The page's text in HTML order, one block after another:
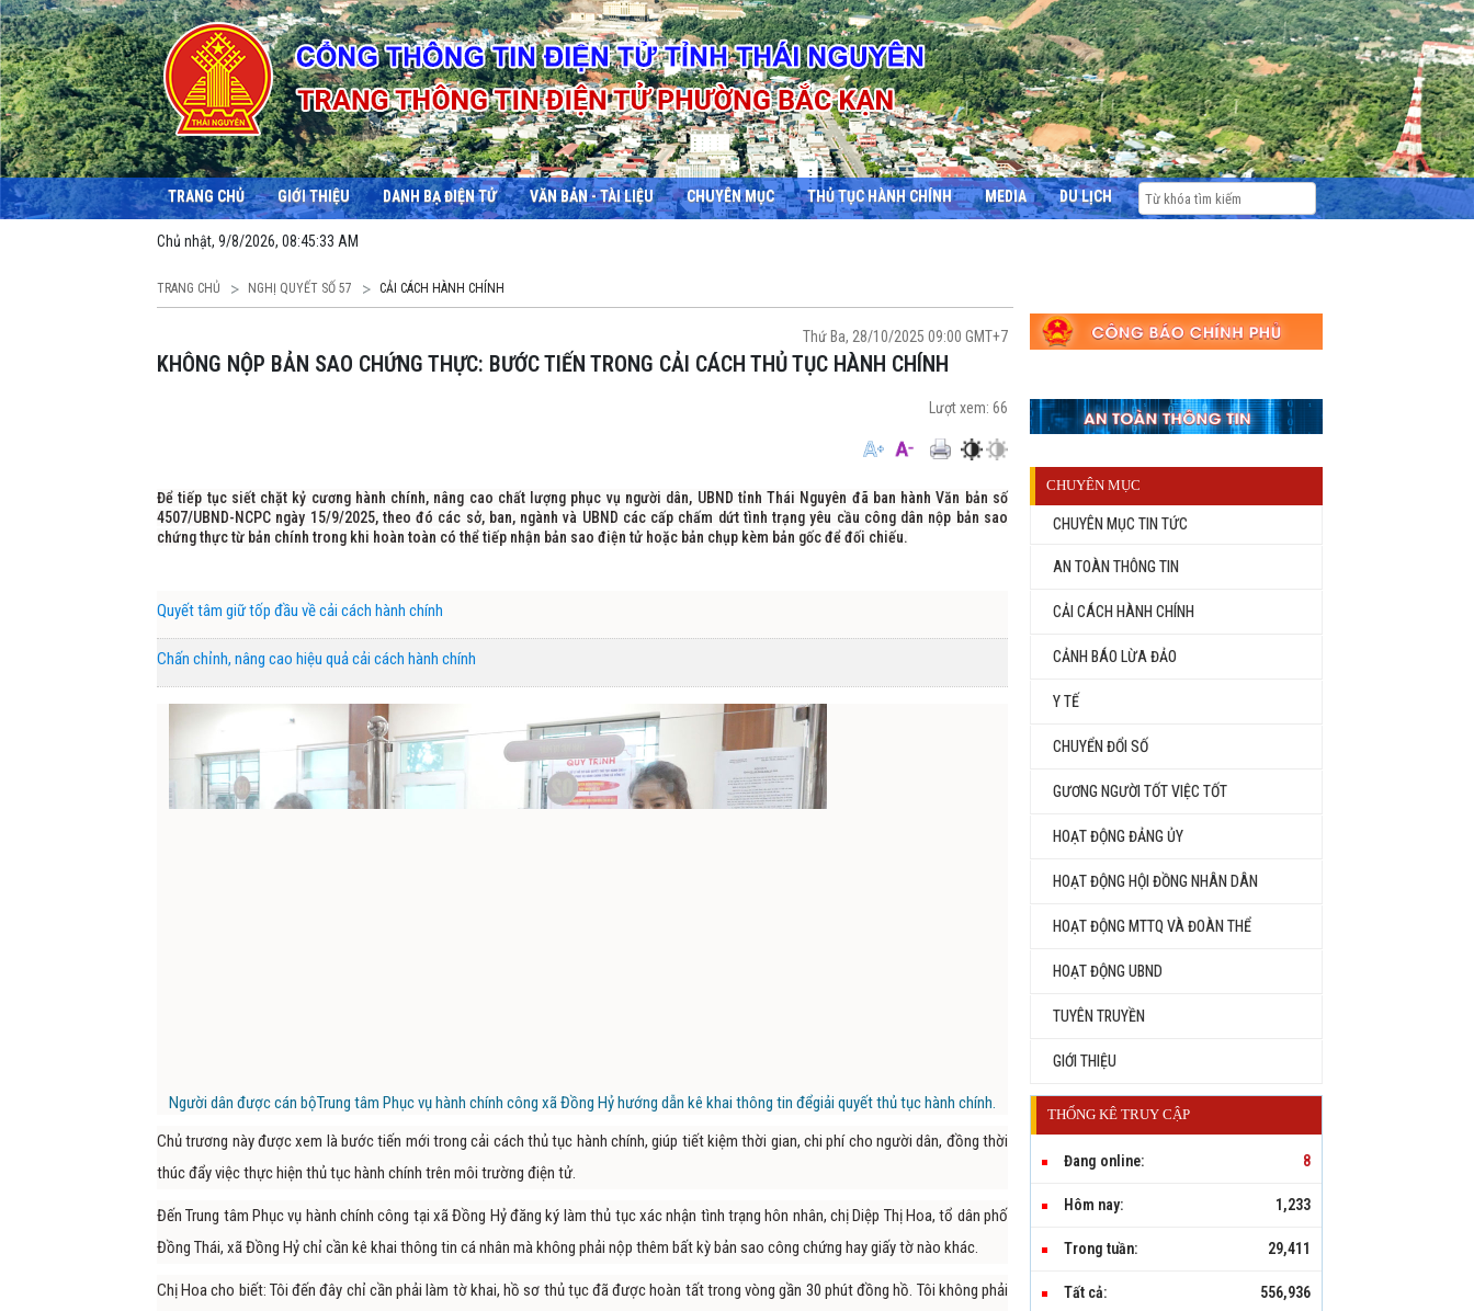
TRANG CHỦ GIỚI THIỆU DANH BẠ ĐIỆN TỬ VĂN BẢN - TÀI LIỆU CHUYÊN MỤC THỦ TỤC HÀNH CHÍNH MEDIA DU LỊCH
Chủ nhật, 9/8/2026, 08:45:34 AM
TRANG CHỦ NGHỊ QUYẾT SỐ 57 CẢI CÁCH HÀNH CHÍNH
Thứ Ba, 28/10/2025 09:00 GMT+7
KHÔNG NỘP BẢN SAO CHỨNG THỰC: BƯỚC TIẾN TRONG CẢI CÁCH THỦ TỤC HÀNH CHÍNH
Lượt xem: 66
Để tiếp tục siết chặt kỷ cương hành chính, nâng cao chất lượng phục vụ người dân, UBND tỉnh Thái Nguyên đã ban hành Văn bản số
4507/UBND-NCPC ngày 15/9/2025, theo đó các sở, ban, ngành và UBND các cấp chấm dứt tình trạng yêu cầu công dân nộp bản sao
chứng thực từ bản chính trong khi hoàn toàn có thể tiếp nhận bản sao điện tử hoặc bản chụp kèm bản gốc để đối chiếu.
Quyết tâm giữ tốp đầu về cải cách hành chính
Chấn chỉnh, nâng cao hiệu quả cải cách hành chính
Người dân được cán bộTrung tâm Phục vụ hành chính công xã Đồng Hỷ hướng dẫn kê khai thông tin đểgiải quyết thủ tục hành chính.
Chủ trương này được xem là bước tiến mới trong cải cách thủ tục hành chính, giúp tiết kiệm thời gian, chi phí cho người dân, đồng thời
thúc đẩy việc thực hiện thủ tục hành chính trên môi trường điện tử.
Đến Trung tâm Phục vụ hành chính công tại xã Đồng Hỷ đăng ký làm thủ tục xác nhận tình trạng hôn nhân, chị Diệp Thị Hoa, tổ dân phố
Đồng Thái, xã Đồng Hỷ chỉ cần kê khai thông tin cá nhân mà không phải nộp thêm bất kỳ bản sao công chứng hay giấy tờ nào khác.
Chị Hoa cho biết: Tôi đến đây chỉ cần phải làm tờ khai, hồ sơ thủ tục đã được hoàn tất trong vòng gần 30 phút đồng hồ. Tôi không phải
CHUYÊN MỤC
CHUYÊN MỤC TIN TỨC
AN TOÀN THÔNG TIN
CẢI CÁCH HÀNH CHÍNH
CẢNH BÁO LỪA ĐẢO
Y TẾ
CHUYỂN ĐỔI SỐ
GƯƠNG NGƯỜI TỐT VIỆC TỐT
HOẠT ĐỘNG ĐẢNG ỦY
HOẠT ĐỘNG HỘI ĐỒNG NHÂN DÂN
HOẠT ĐỘNG MTTQ VÀ ĐOÀN THỂ
HOẠT ĐỘNG UBND
TUYÊN TRUYỀN
GIỚI THIỆU
THỐNG KÊ TRUY CẬP
Đang online: 8
Hôm nay: 1,233
Trong tuần: 29,411
Tất cả: 556,936